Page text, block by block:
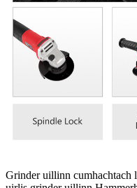
Grinder uillinn cumhachtach